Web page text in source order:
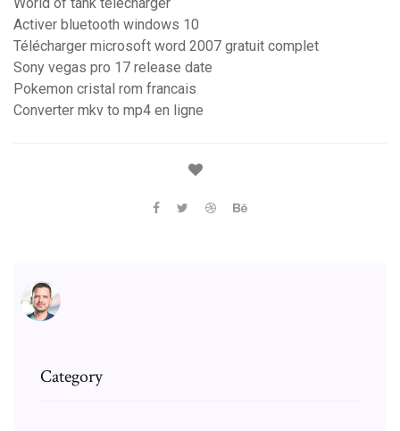
World of tank télécharger
Activer bluetooth windows 10
Télécharger microsoft word 2007 gratuit complet
Sony vegas pro 17 release date
Pokemon cristal rom francais
Converter mkv to mp4 en ligne
Category